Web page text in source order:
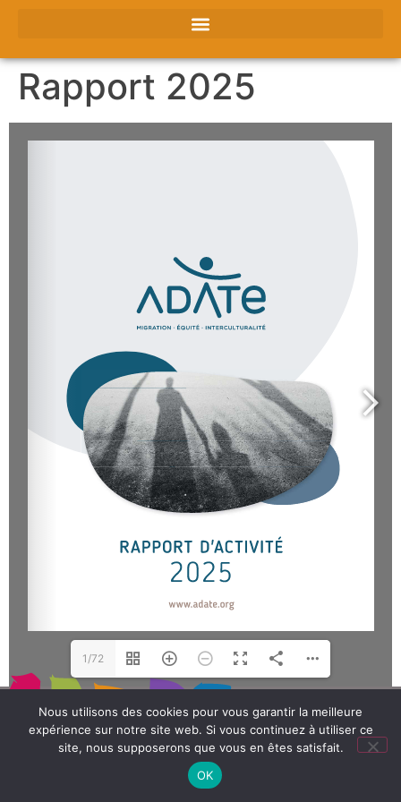
Rapport 2025
1/72
Mentions légales Plan du site Contact
Egalité Femmes – Hommes
Nous utilisons des cookies pour vous garantir la meilleure
expérience sur notre site web. Si vous continuez à utiliser ce
site, nous supposerons que vous en êtes satisfait.
OK